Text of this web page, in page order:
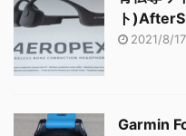
ト
2021/8/17
Garmin